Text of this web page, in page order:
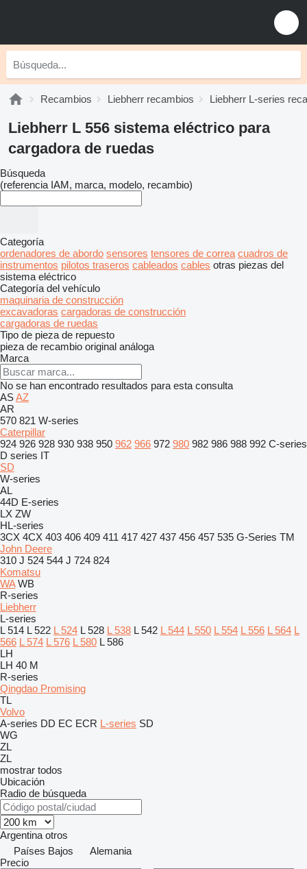
Recambios Liebherr recambios Liebherr L-series
Liebherr L 556 sistema eléctrico para
cargadora de ruedas
Búsqueda
(referencia IAM, marca, modelo, recambio)
Categoría
ordenadores de abordo sensores tensores de correa cuadros de
instrumentos pilotos traseros cableados cables otras piezas del
sistema eléctrico
Categoría del vehículo
maquinaria de construcción
excavadoras cargadoras de construcción
cargadoras de ruedas
Tipo de pieza de repuesto
pieza de recambio original análoga
Marca
No se han encontrado resultados para esta consulta
ASAZ
AR
570 821 W-series
Caterpillar
924 926 928 930 938 950 962 966 972 980 982 986 988 992 C-series
D series IT
SD
W-series
AL
44D E-series
LX ZW
HL-series
3CX 4CX 403 406 409 411 417 427 437 456 457 535 G-Series TM
John Deere
310 J 524 544 J 724 824
Komatsu
WA WB
R-series
Liebherr
L-series
L 514 L 522 L 524 L 528 L 538 L 542 L 544 L 550 L 554 L 556 L 564 L
566 L 574 L 576 L 580 L 586
LH
LH 40 M
R-series
Qingdao Promising
TL
Volvo
A-series DD EC ECR L-series SD
WG
ZL
ZL
mostrar todos
Ubicación
Radio de búsqueda
Argentina otros
Países Bajos
Alemania
Precio